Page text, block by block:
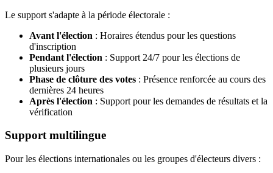
Le support s'adapte à la période électorale :
Avant l'élection : Horaires étendus pour les questions
d'inscription
Pendant l'élection : Support 24/7 pour les élections de
plusieurs jours
Phase de clôture des votes : Présence renforcée au cours des
dernières 24 heures
Après l'élection : Support pour les demandes de résultats et la
vérification
Support multilingue
Pour les élections internationales ou les groupes d'électeurs divers :